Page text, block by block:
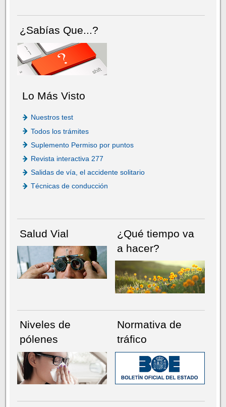
¿Sabías Que...?
Lo Más Visto
Nuestros test
Todos los trámites
Suplemento Permiso por puntos
Revista interactiva 277
Salidas de vía, el accidente solitario
Técnicas de conducción
Salud Vial
¿Qué tiempo va
a hacer?
Niveles de
pólenes
Normativa de
tráfico